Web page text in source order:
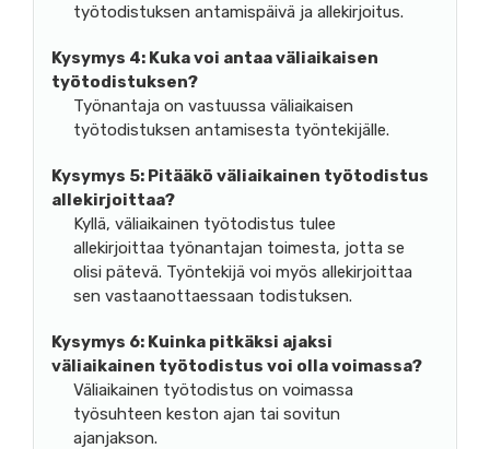
työtodistuksen antamispäivä ja allekirjoitus.
Kysymys 4: Kuka voi antaa väliaikaisen
työtodistuksen?
Työnantaja on vastuussa väliaikaisen
työtodistuksen antamisesta työntekijälle.
Kysymys 5: Pitääkö väliaikainen työtodistus
allekirjoittaa?
Kyllä, väliaikainen työtodistus tulee
allekirjoittaa työnantajan toimesta, jotta se
olisi pätevä. Työntekijä voi myös allekirjoittaa
sen vastaanottaessaan todistuksen.
Kysymys 6: Kuinka pitkäksi ajaksi
väliaikainen työtodistus voi olla voimassa?
Väliaikainen työtodistus on voimassa
työsuhteen keston ajan tai sovitun
ajanjakson.